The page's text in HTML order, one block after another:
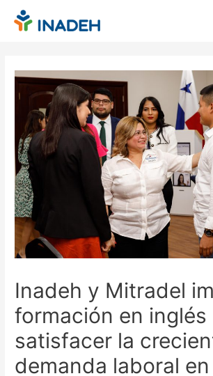
Inadeh y Mitradel
formación en inglés
satisfacer la
demanda laboral en